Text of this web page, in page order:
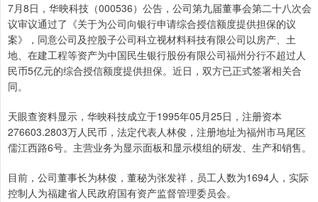
7月8日，华映科技（000536）公告，公司第九届董事会第二十八次会
议审议通过了《关于为公司向银行申请综合授信额度提供担保的议
案》，同意公司及控股子公司科立视材料科技有限公司以房产、土
地、在建工程等资产为中国民生银行股份有限公司福州分行不超过人
民币5亿元的综合授信额度提供担保。近日，双方已正式签署相关合
同。
天眼查资料显示，华映科技成立于1995年05月25日，注册资本
276603.2803万人民币，法定代表人林俊，注册地址为福州市马尾区
儒江西路6号。主营业务为显示面板和显示模组的研发、生产和销售。
目前，公司董事长为林俊，董秘为张发祥，员工人数为1694人，实际
控制人为福建省人民政府国有资产监督管理委员会。